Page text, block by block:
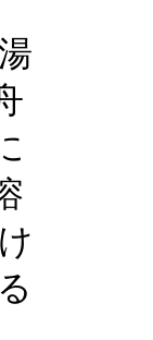
.